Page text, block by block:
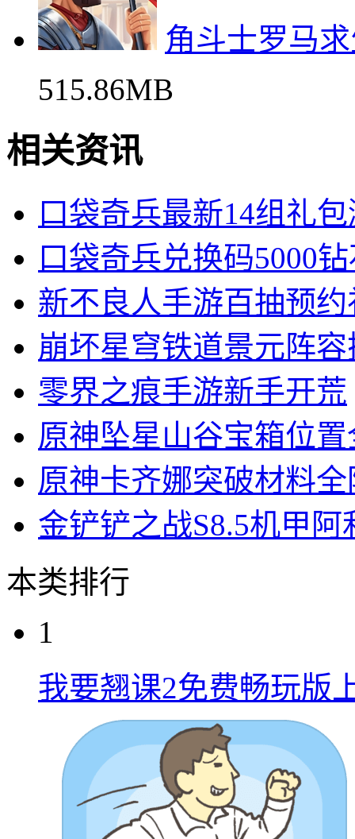
角斗士罗马
515.86MB
相关资讯
口袋奇兵最新14组礼
口袋奇兵兑换码5000
新不良人手游百抽预
崩坏星穹铁道景元阵
零界之痕手游新手开荒
原神坠星山谷宝箱位
原神卡齐娜突破材料
金铲铲之战S8.5机甲
本类排行
1
我要翘课2免费畅玩版